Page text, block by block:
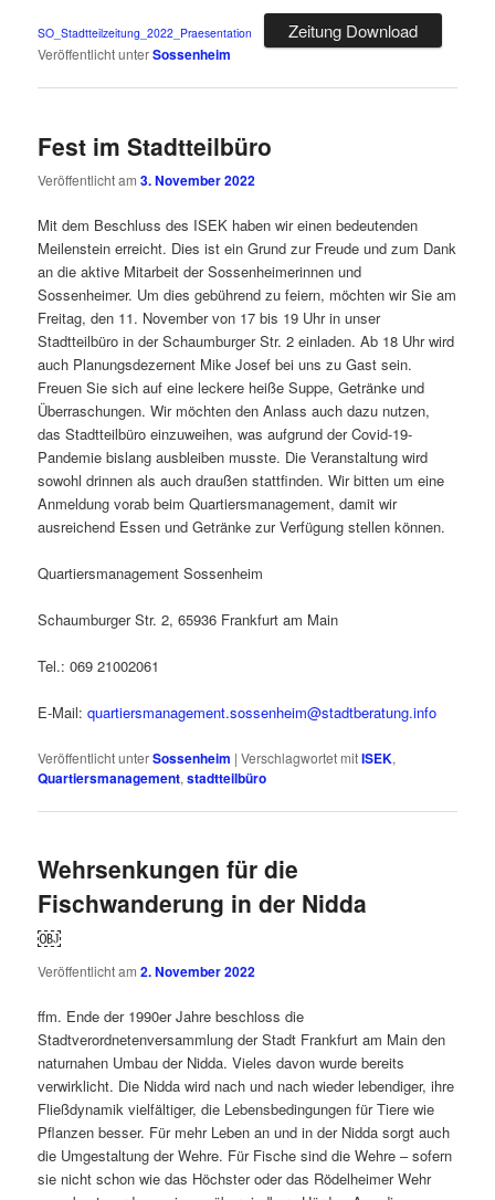
SO_Stadtteilzeitung_2022_Praesentation Zeitung Download
Veröffentlicht unterSossenheim
Fest im Stadtteilbüro
Veröffentlicht am3. November 2022
Mit dem Beschluss des ISEK haben wir einen bedeutenden
Meilenstein erreicht. Dies ist ein Grund zur Freude und zum Dank
an die aktive Mitarbeit der Sossenheimerinnen und
Sossenheimer. Um dies gebührend zu feiern, möchten wir Sie am
Freitag, den 11. November von 17 bis 19 Uhr in unser
Stadtteilbüro in der Schaumburger Str. 2 einladen. Ab 18 Uhr wird
auch Planungsdezernent Mike Josef bei uns zu Gast sein.
Freuen Sie sich auf eine leckere heiße Suppe, Getränke und
Überraschungen. Wir möchten den Anlass auch dazu nutzen,
das Stadtteilbüro einzuweihen, was aufgrund der Covid-19-
Pandemie bislang ausbleiben musste. Die Veranstaltung wird
sowohl drinnen als auch draußen stattfinden. Wir bitten um eine
Anmeldung vorab beim Quartiersmanagement, damit wir
ausreichend Essen und Getränke zur Verfügung stellen können.
Quartiersmanagement Sossenheim
Schaumburger Str. 2, 65936 Frankfurt am Main
Tel.: 069 21002061
E-Mail:quartiersmanagement.sossenheim@stadtberatung.info
Veröffentlicht unterSossenheim |Verschlagwortet mitISEK,
Quartiersmanagement,stadtteilbüro
Wehrsenkungen für die
Fischwanderung in der Nidda
￼
Veröffentlicht am2. November 2022
ffm. Ende der 1990er Jahre beschloss die
Stadtverordnetenversammlung der Stadt Frankfurt am Main den
naturnahen Umbau der Nidda. Vieles davon wurde bereits
verwirklicht. Die Nidda wird nach und nach wieder lebendiger, ihre
Fließdynamik vielfältiger, die Lebensbedingungen für Tiere wie
Pflanzen besser. Für mehr Leben an und in der Nidda sorgt auch
die Umgestaltung der Wehre. Für Fische sind die Wehre – sofern
sie nicht schon wie das Höchster oder das Rödelheimer Wehr